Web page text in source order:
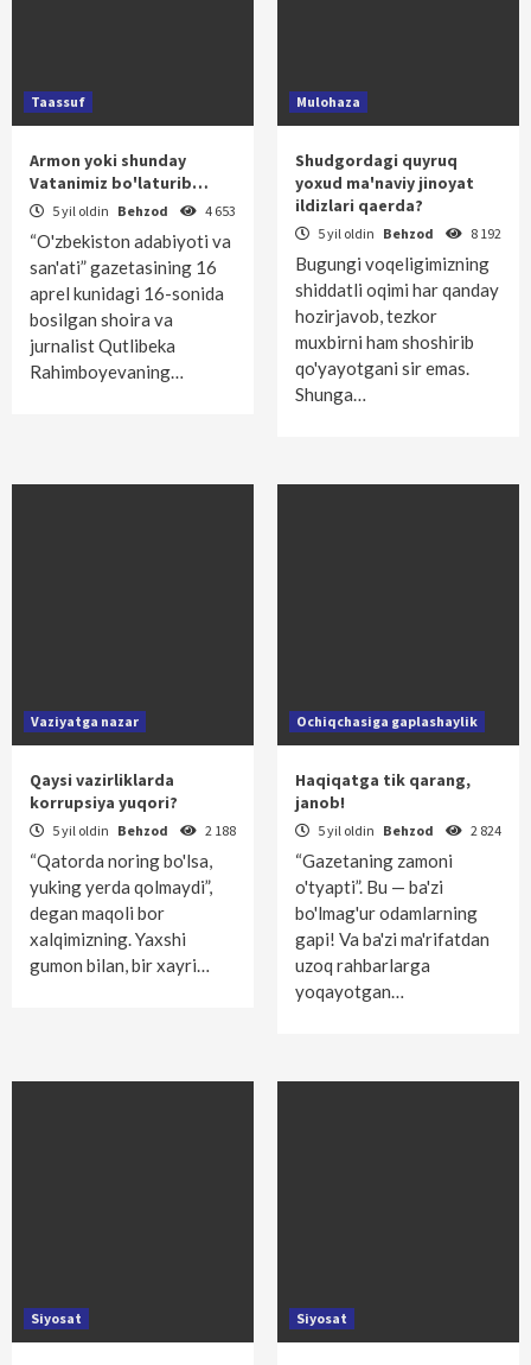
Taassuf
Armon yoki shunday
Vatanimiz bo'laturib…
5 yil oldin Behzod 4 653
“O'zbekiston adabiyoti va
san'ati” gazetasining 16
aprel kunidagi 16-sonida
bosilgan shoira va
jurnalist Qutlibeka
Rahimboyevaning…
Mulohaza
Shudgordagi quyruq
yoxud ma'naviy jinoyat
ildizlari qaerda?
5 yil oldin Behzod 8 192
Bugungi voqeligimizning
shiddatli oqimi har qanday
hozirjavob, tezkor
muxbirni ham shoshirib
qo'yayotgani sir emas.
Shunga…
Vaziyatga nazar
Qaysi vazirliklarda
korrupsiya yuqori?
5 yil oldin Behzod 2 188
“Qatorda noring bo'lsa,
yuking yerda qolmaydi”,
degan maqoli bor
xalqimizning. Yaxshi
gumon bilan, bir xayri…
Ochiqchasiga gaplashaylik
Haqiqatga tik qarang,
janob!
5 yil oldin Behzod 2 824
“Gazetaning zamoni
o'tyapti”. Bu — ba'zi
bo'lmag'ur odamlarning
gapi! Va ba'zi ma'rifatdan
uzoq rahbarlarga
yoqayotgan…
Siyosat Siyosat